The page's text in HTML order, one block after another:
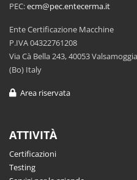
PEC:ecm@pec.entecerma.it
Ente Certificazione Macchine
P.IVA 04322761208
Via Cà Bella 243, 40053
(Bo) Italy
Area riservata
ATTIVITÀ
Certificazioni
Testing